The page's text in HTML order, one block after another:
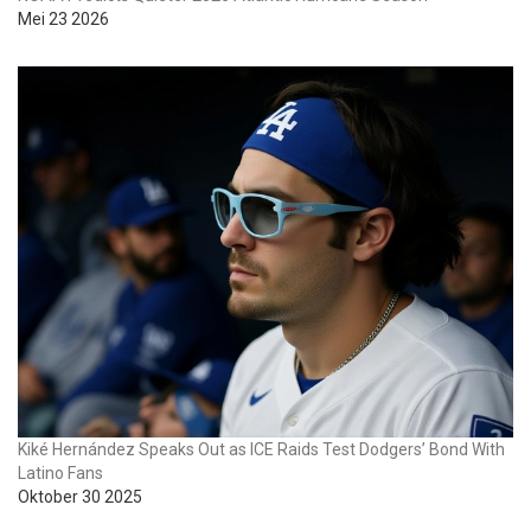
Mei 23 2026
Kiké Hernández Speaks Out as ICE Raids Test Dodgers’ Bond With
Latino Fans
Oktober 30 2025